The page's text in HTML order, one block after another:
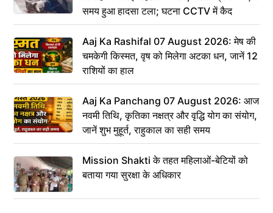
समय हुआ हादसा टला; घटना CCTV में कैद
Aaj Ka Rashifal 07 August 2026: मेष की
चमकेगी किस्मत, वृष को मिलेगा अटका धन, जानें 12
राशियों का हाल
Aaj Ka Panchang 07 August 2026: आज
नवमी तिथि, कृतिका नक्षत्र और वृद्धि योग का संयोग,
जानें शुभ मुहूर्त, राहुकाल का सही समय
Mission Shakti के तहत महिलाओं-बेटियों को
बताया गया सुरक्षा के अधिकार